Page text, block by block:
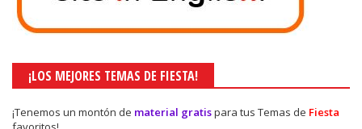
¡LOS MEJORES TEMAS DE FIESTA!
¡Tenemos un montón de material gratispara tus Temas de Fiesta